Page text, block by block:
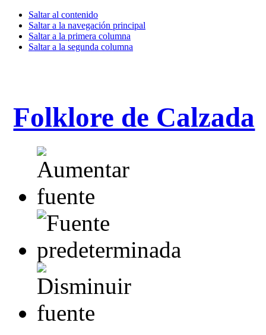
Saltar al contenido
Saltar a la navegación principal
Saltar a la primera columna
Saltar a la segunda columna
Folklore de Calzada